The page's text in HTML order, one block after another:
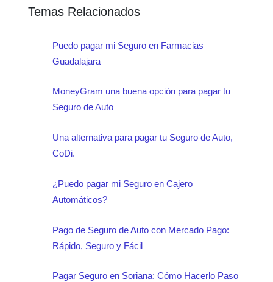
Temas Relacionados
Puedo pagar mi Seguro en Farmacias
Guadalajara
MoneyGram una buena opción para pagar tu
Seguro de Auto
Una alternativa para pagar tu Seguro de Auto,
CoDi.
¿Puedo pagar mi Seguro en Cajero
Automáticos?
Pago de Seguro de Auto con Mercado Pago:
Rápido, Seguro y Fácil
Pagar Seguro en Soriana: Cómo Hacerlo Paso